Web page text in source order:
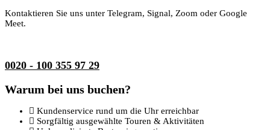
Kontaktieren Sie uns unter Telegram, Signal, Zoom oder Google
Meet.
0020 - 100 355 97 29
Warum bei uns buchen?
Kundenservice rund um die Uhr erreichbar
Sorgfältig ausgewählte Touren & Aktivitäten